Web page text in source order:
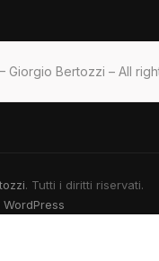
Giorgio Bertozzi – All
. Tutti i diritti riservati.
WordPress